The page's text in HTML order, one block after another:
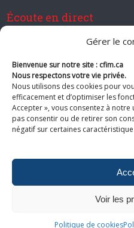
Gérer le
Bienvenue sur notre site : cfim.ca
Nous respectons votre vie privée.
Nous utilisons des cookies pour
efficacement et d’optimiser les
Accepter », vous consentez à
pas consentir ou de retirer son
négatif sur certaines
Voir les
Politique de cookies
Écoute en direct
Devenir membre de
du